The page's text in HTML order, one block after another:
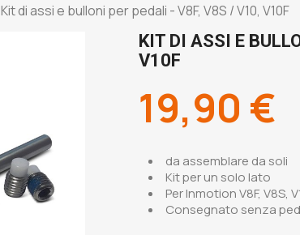
Kit di assi e bulloni per pedali - V8F, V8S / V10, V10F
KIT DI ASSI E
V10F
19,90 €
da assemblare da soli
Kit per un solo lato
Per Inmotion V8F, V8S,
Consegnato senza